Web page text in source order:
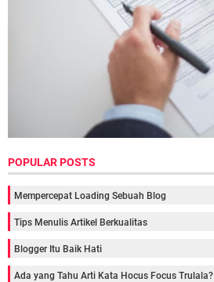
POPULAR POSTS
Mempercepat Loading Sebuah Blog
Tips Menulis Artikel Berkualitas
Blogger Itu Baik Hati
Ada yang Tahu Arti Kata Hocus Focus Trulala?